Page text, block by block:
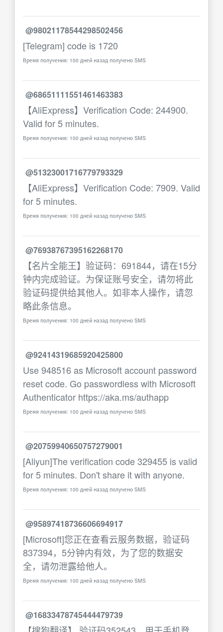
@98021178544298502456
[Telegram] code is 1720
Время получения: 100 дней назад получено SMS
@68651111551461463383
【AliExpress】Verification Code: 244900.
Valid for 5 minutes.
Время получения: 100 дней назад получено SMS
@51323001716779793329
【AliExpress】Verification Code: 7909. Valid
for 5 minutes.
Время получения: 100 дней назад получено SMS
@76938767395162268170
【名片全能王】验证码：691844，请在15分
钟内完成验证。为保证账号安全，请勿将此
验证码提供给其他人。如非本人操作，请忽
略此条信息。
Время получения: 100 дней назад получено SMS
@92414319685920425800
Use 948516 as Microsoft account password
reset code. Go passwordless with Microsoft
Authenticator https://aka.ms/authapp
Время получения: 100 дней назад получено SMS
@20759940650757279001
[Aliyun]The verification code 329455 is valid
for 5 minutes. Don't share it with anyone.
Время получения: 100 дней назад получено SMS
@95897418736606694917
[Microsoft]您正在查看云服务数据，验证码
837394，5分钟内有效，为了您的数据安
全，请勿泄露给他人。
Время получения: 100 дней назад получено SMS
@16833478745444479739